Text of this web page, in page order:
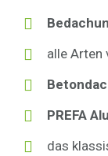
alle Arten
PREFA
das